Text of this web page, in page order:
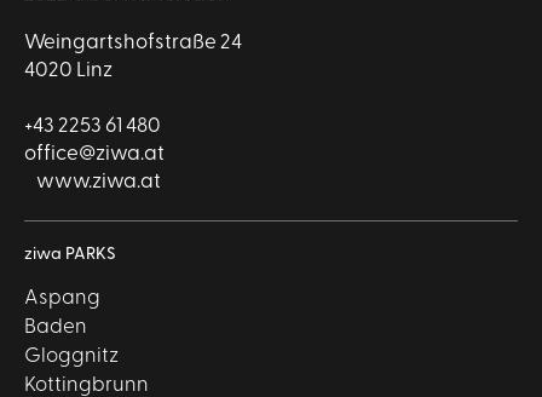
Weingartshofstraße 24
4020 Linz
+43 2253 61 480
office@ziwa.at
www.ziwa.at
ziwa PARKS
Aspang
Baden
Gloggnitz
Kottingbrunn